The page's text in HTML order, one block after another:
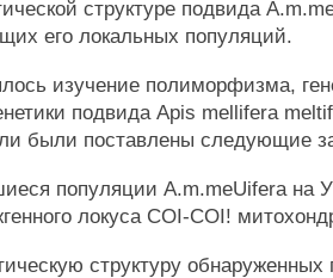
структуре подвида
его локальных популяций.
изучение полиморфизма,
подвида Apis mellifera
были поставлены следующие
популяции A.m.meUifera на
локуса COI-COI!
структуру